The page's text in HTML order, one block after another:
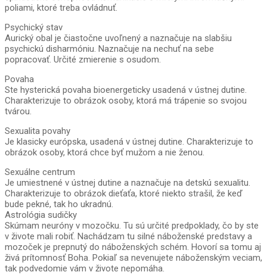
poliami, ktoré treba ovládnuť.
Psychický stav
Aurický obal je čiastočne uvoľnený a naznačuje na slabšiu
psychickú disharmóniu. Naznačuje na nechuť na sebe
popracovať. Určité zmierenie s osudom.
Povaha
Ste hysterická povaha bioenergeticky usadená v ústnej dutine.
Charakterizuje to obrázok osoby, ktorá má trápenie so svojou
tvárou.
Sexualita povahy
Je klasicky európska, usadená v ústnej dutine. Charakterizuje to
obrázok osoby, ktorá chce byť mužom a nie ženou.
Sexuálne centrum
Je umiestnené v ústnej dutine a naznačuje na detskú sexualitu.
Charakterizuje to obrázok dieťaťa, ktoré niekto strašil, že keď
bude pekné, tak ho ukradnú.
Astrológia sudičky
Skúmam neuróny v mozočku. Tu sú určité predpoklady, čo by ste
v živote mali robiť. Nachádzam tu silné náboženské predstavy a
mozoček je prepnutý do náboženských schém. Hovorí sa tomu aj
živá prítomnosť Boha. Pokiaľ sa nevenujete náboženským veciam,
tak podvedomie vám v živote nepomáha.